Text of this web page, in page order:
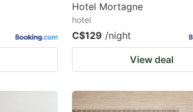
Hotel Mortagne
hotel
C$129 /night
View deal